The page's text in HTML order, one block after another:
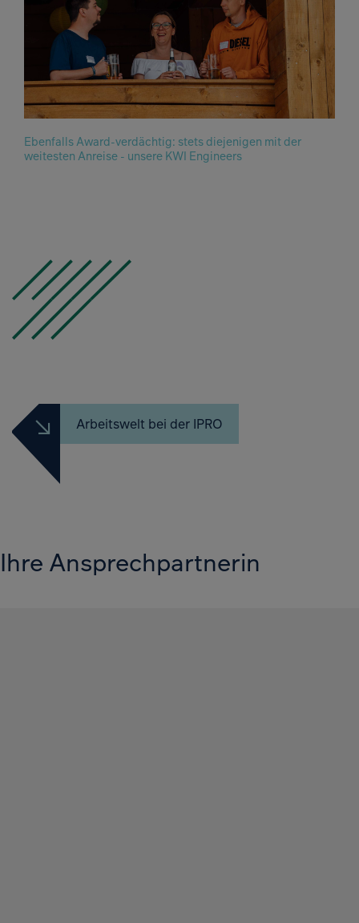
Ebenfalls Award-verdächtig: stets diejenigen mit der
weitesten Anreise - unsere KWI Engineers
Arbeitswelt bei der IPRO
Ihre Ansprechpartnerin